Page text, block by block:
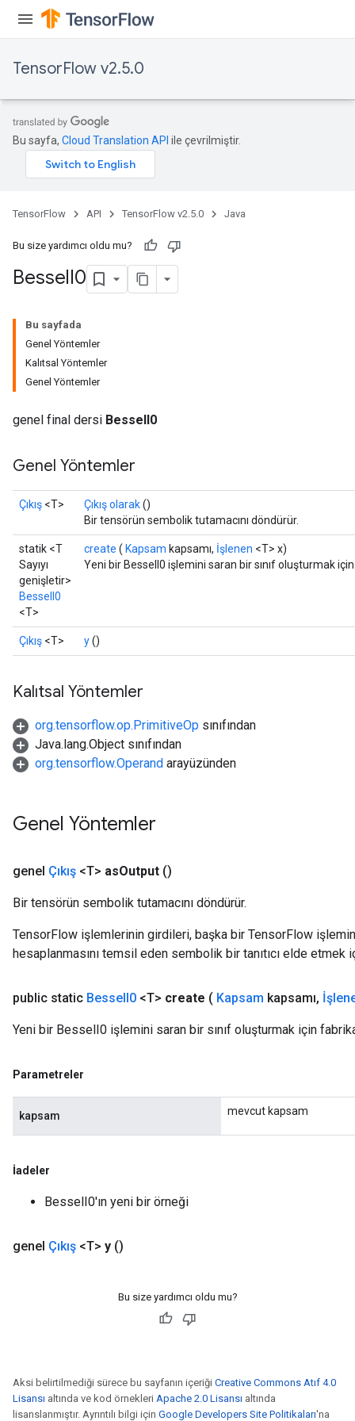
TensorFlow v2.5.0
Bu sayfa, Cloud Translation API ile çevrilmiştir.
TensorFlow API TensorFlow v2.5.0 Java
Bu size yardımcı oldu mu?
BesselI0
Bu sayfada
Genel Yöntemler
Kalıtsal Yöntemler
Genel Yöntemler
genel final dersi BesselI0
Genel Yöntemler
Çıkış <T> Çıkış olarak()
Bir tensörün sembolik tutamacını döndürür.
statik <T
Sayıyı
genişletir>
BesselI0
<T>
create ( Kapsam kapsamı, İşlenen <T> x)
Yeni bir BesselI0 işlemini saran bir sınıf oluşturmak
Çıkış <T> y()
Kalıtsal Yöntemler
org.tensorflow.op.PrimitiveOp sınıfından
Java.lang.Object sınıfından
org.tensorflow.Operand arayüzünden
Genel Yöntemler
genel Çıkış <T> asOutput ()
Bir tensörün sembolik tutamacını döndürür.
TensorFlow işlemlerinin girdileri, başka bir TensorFlow
hesaplanmasını temsil eden sembolik bir tanıtıcı elde etmek
public static BesselI0 <T> create ( Kapsam kapsamı,
Yeni bir BesselI0 işlemini saran bir sınıf oluşturmak için
Parametreler
kapsam mevcut kapsam
İadeler
BesselI0'ın yeni bir örneği
genel Çıkış <T> y ()
Bu size yardımcı oldu mu?
Aksi belirtilmediği sürece bu sayfanın içeriği Creative Commons Atıf 4.0
Lisansı altında ve kod örnekleri Apache 2.0 Lisansı altında
lisanslanmıştır. Ayrıntılı bilgi için Google Developers Site Politikaları'na